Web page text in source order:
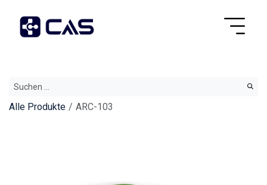
Alle Produkte ARC-103